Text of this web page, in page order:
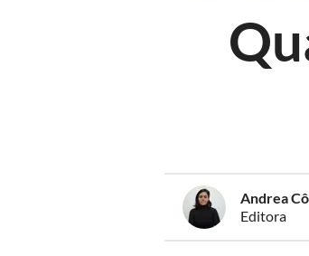
Andrea
Editora